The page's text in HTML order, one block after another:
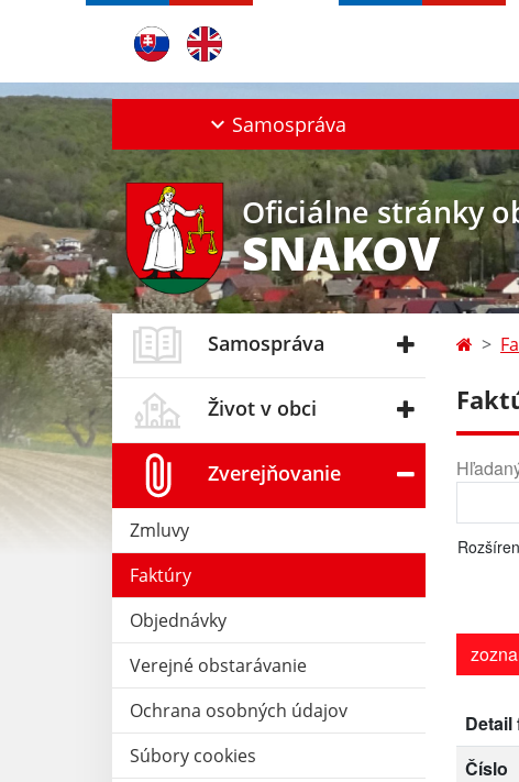
Samospráva
Oficiálne stránky
SNAKOV
Samospráva
Život v obci
Zverejňovanie
Zmluvy
Faktúry
Objednávky
Verejné obstarávanie
Ochrana osobných údajov
Súbory cookies
Číslo